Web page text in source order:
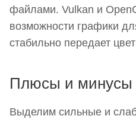
файлами. Vulkan и
возможности графики
стабильно передает
Плюсы и минусы
Выделим сильные и